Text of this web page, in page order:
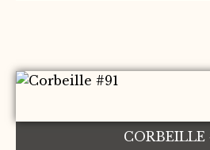
CORBEILLE